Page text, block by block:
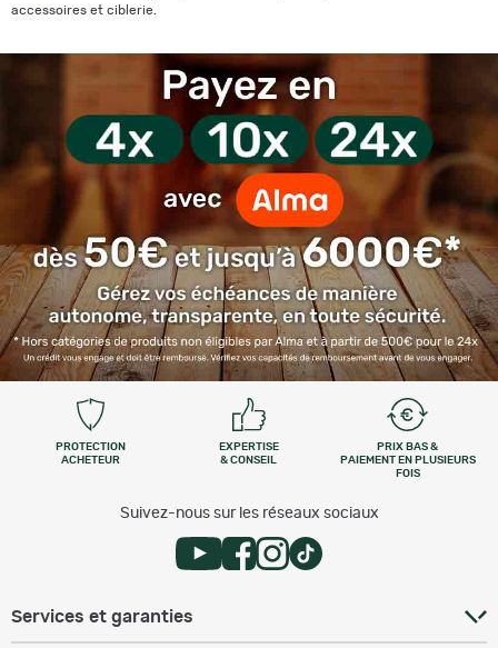
accessoires et ciblerie.
PROTECTION
ACHETEUR
EXPERTISE
& CONSEIL
PRIX BAS &
PAIEMENT EN PLUSIEURS
FOIS
Suivez-nous sur les réseaux sociaux
Services et garanties